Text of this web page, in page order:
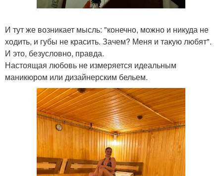
И тут же возникает мысль: "конечно, можно и никуда не
ходить, и губы не красить. Зачем? Меня и такую любят".
И это, безусловно, правда.
Настоящая любовь не измеряется идеальным
маникюром или дизайнерским бельем.